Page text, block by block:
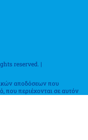
reserved. |
αποδόσεων που
που περιέχονται σε αυτόν